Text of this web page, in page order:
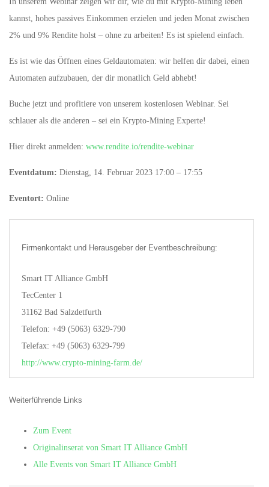
kannst, hohes passives Einkommen erzielen und jeden Monat zwischen
2% und 9% Rendite holst – ohne zu arbeiten! Es ist spielend einfach.
Es ist wie das Öffnen eines Geldautomaten: wir helfen dir dabei, einen
Automaten aufzubauen, der dir monatlich Geld abhebt!
Buche jetzt und profitiere von unserem kostenlosen Webinar. Sei
schlauer als die anderen – sei ein Krypto-Mining Experte!
Hier direkt anmelden: www.rendite.io/rendite-webinar
Eventdatum: Dienstag, 14. Februar 2023 17:00 – 17:55
Eventort: Online
Firmenkontakt und Herausgeber der Eventbeschreibung:
Smart IT Alliance GmbH
TecCenter 1
31162 Bad Salzdetfurth
Telefon: +49 (5063) 6329-790
Telefax: +49 (5063) 6329-799
http://www.crypto-mining-farm.de/
Weiterführende Links
Zum Event
Originalinserat von Smart IT Alliance GmbH
Alle Events von Smart IT Alliance GmbH